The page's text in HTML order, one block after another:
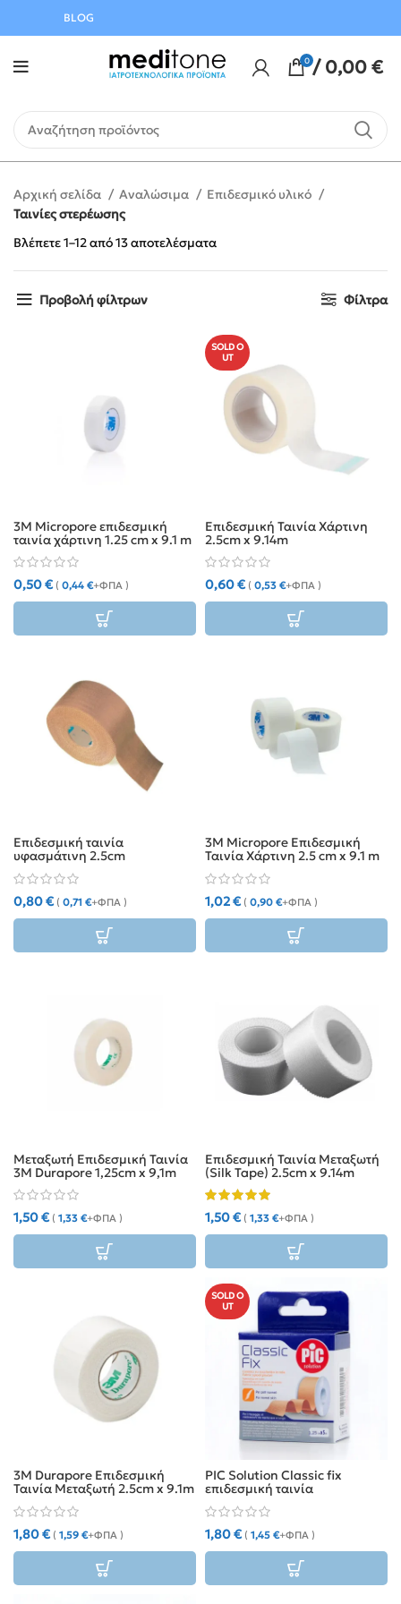
BLOG
0 / 0,00€
Αρχική σελίδα Αναλώσιμα
Επιδεσμικό υλικό
Ταινίες στερέωσης
Βλέπετε 1–12 από 13 αποτελέσματα
Προβολή φίλτρων Φίλτρα
3M Micropore επιδεσμική
ταινία χάρτινη 1.25 cm x 9.1 m
0,50€ ( 0,44 €+ΦΠΑ )
SOLD O
UT
Επιδεσμική Ταινία Χάρτινη
2.5cm x 9.14m
0,60€ ( 0,53 €+ΦΠΑ )
Επιδεσμική ταινία
υφασμάτινη 2.5cm
0,80€ ( 0,71 €+ΦΠΑ )
3M Micropore Επιδεσμική
Ταινία Χάρτινη 2.5 cm x 9.1 m
1,02€ ( 0,90 €+ΦΠΑ )
Μεταξωτή Επιδεσμική Ταινία
3M Durapore 1,25cm x 9,1m
(1538-0)
1,50€ ( 1,33 €+ΦΠΑ )
Επιδεσμική Ταινία Μεταξωτή
(Silk Tape) 2.5cm x 9.14m
1,50€ ( 1,33 €+ΦΠΑ )
3M Durapore Επιδεσμική
Ταινία Μεταξωτή 2.5cm x 9.1m
1,80€ ( 1,59 €+ΦΠΑ )
SOLD O
UT
PIC Solution Classic fix
επιδεσμική ταινία
υφασμάτινη 1.25cm x 5m
1,80€ ( 1,45 €+ΦΠΑ )
Αυγούστου